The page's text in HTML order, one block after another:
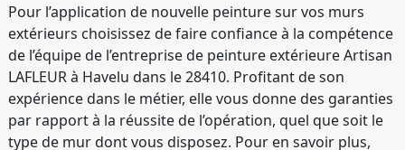
Pour l’application de nouvelle peinture sur vos murs
extérieurs choisissez de faire confiance à la compétence
de l’équipe de l’entreprise de peinture extérieure Artisan
LAFLEUR à Havelu dans le 28410. Profitant de son
expérience dans le métier, elle vous donne des garanties
par rapport à la réussite de l’opération, quel que soit le
type de mur dont vous disposez. Pour en savoir plus,